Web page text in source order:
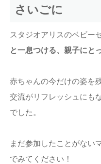
さいごに
スタジオアリスのベビー
と一息つける、親子にと
赤ちゃんの今だけの姿を
交流がリフレッシュにも
でした。
まだ参加したことがない
でみてください！